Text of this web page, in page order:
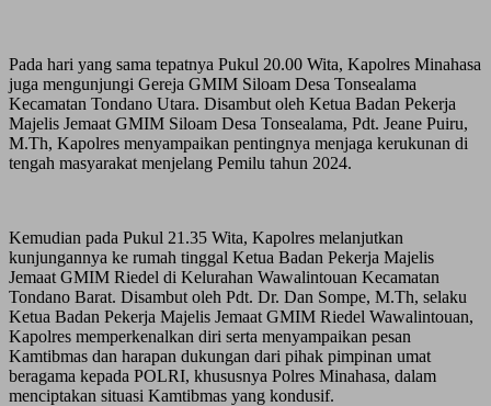
Pada hari yang sama tepatnya Pukul 20.00 Wita, Kapolres Minahasa
juga mengunjungi Gereja GMIM Siloam Desa Tonsealama
Kecamatan Tondano Utara. Disambut oleh Ketua Badan Pekerja
Majelis Jemaat GMIM Siloam Desa Tonsealama, Pdt. Jeane Puiru,
M.Th, Kapolres menyampaikan pentingnya menjaga kerukunan di
tengah masyarakat menjelang Pemilu tahun 2024.
Kemudian pada Pukul 21.35 Wita, Kapolres melanjutkan
kunjungannya ke rumah tinggal Ketua Badan Pekerja Majelis
Jemaat GMIM Riedel di Kelurahan Wawalintouan Kecamatan
Tondano Barat. Disambut oleh Pdt. Dr. Dan Sompe, M.Th, selaku
Ketua Badan Pekerja Majelis Jemaat GMIM Riedel Wawalintouan,
Kapolres memperkenalkan diri serta menyampaikan pesan
Kamtibmas dan harapan dukungan dari pihak pimpinan umat
beragama kepada POLRI, khususnya Polres Minahasa, dalam
menciptakan situasi Kamtibmas yang kondusif.